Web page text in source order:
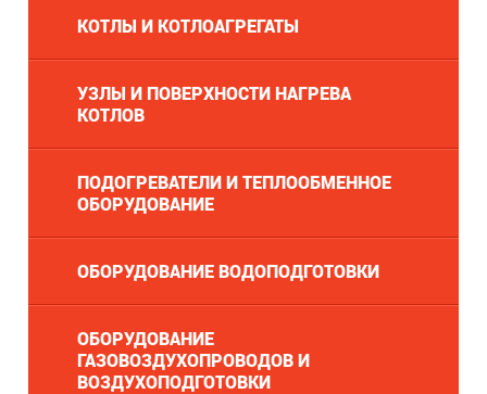
КОТЛЫ И КОТЛОАГРЕГАТЫ
УЗЛЫ И ПОВЕРХНОСТИ НАГРЕВА
КОТЛОВ
ПОДОГРЕВАТЕЛИ И ТЕПЛООБМЕННОЕ
ОБОРУДОВАНИЕ
ОБОРУДОВАНИЕ ВОДОПОДГОТОВКИ
ОБОРУДОВАНИЕ
ГАЗОВОЗДУХОПРОВОДОВ И
ВОЗДУХОПОДГОТОВКИ